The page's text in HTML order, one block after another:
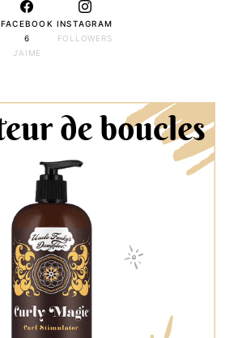
FACEBOOK
6
J'AIME
INSTAGRAM
FOLLOWERS